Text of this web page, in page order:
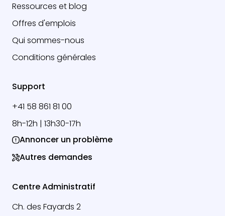
Ressources et blog
Offres d'emplois
Qui sommes-nous
Conditions générales
Support
+41 58 861 81 00
8h-12h | 13h30-17h
Annoncer un problème
Autres demandes
Centre Administratif
Ch. des Fayards 2